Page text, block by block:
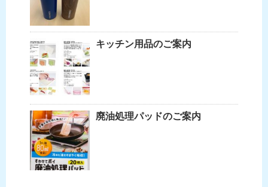
キッチン用品のご案内
廃油処理パッドのご案内